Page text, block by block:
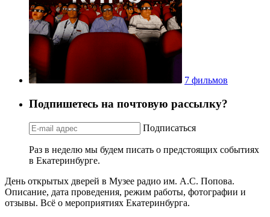
7 фильмов
Подпишетесь на почтовую рассылку?
Подписаться
Раз в неделю мы будем писать о предстоящих событиях
в Екатеринбурге.
День открытых дверей в Музее радио им. А.С. Попова.
Описание, дата проведения, режим работы, фотографии и
отзывы. Всё о мероприятиях Екатеринбурга.